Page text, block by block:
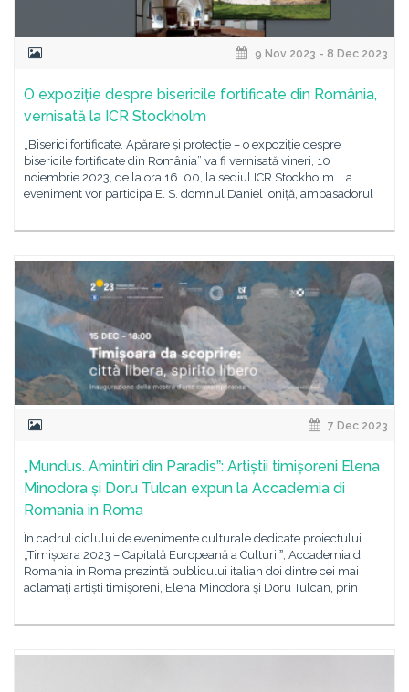
9 Nov 2023 - 8 Dec 2023
O expoziție despre bisericile fortificate din România,
vernisată la ICR Stockholm
„Biserici fortificate. Apărare și protecție – o expoziție despre
bisericile fortificate din România” va fi vernisată vineri, 10
noiembrie 2023, de la ora 16. 00, la sediul ICR Stockholm. La
eveniment vor participa E. S. domnul Daniel Ioniță, ambasadorul
7 Dec 2023
„Mundus. Amintiri din Paradisˮ: Artiștii timișoreni Elena
Minodora și Doru Tulcan expun la Accademia di
Romania in Roma
În cadrul ciclului de evenimente culturale dedicate proiectului
„Timișoara 2023 – Capitală Europeană a Culturiiˮ, Accademia di
Romania in Roma prezintă publicului italian doi dintre cei mai
aclamați artiști timișoreni, Elena Minodora și Doru Tulcan, prin